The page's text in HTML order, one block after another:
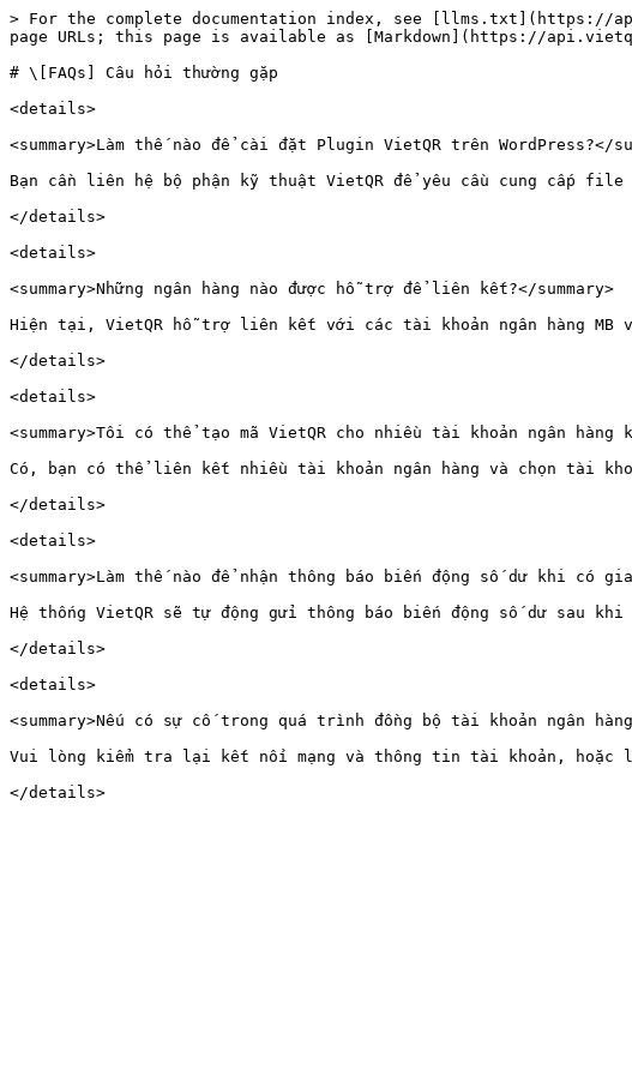
> For the complete documentation index, see [llms.txt](https://
page URLs; this page is available as [Markdown](https://
# \[FAQs] Câu hỏi thường gặp
<details>
<summary>Làm thế nào để cài đặt Plugin VietQR trên WordPress?</
Bạn cần liên hệ bộ phận kỹ thuật VietQR để yêu cầu cung cấp file
</details>
<details>
<summary>Những ngân hàng nào được hỗ trợ để liên kết?</summary>
Hiện tại, VietQR hỗ trợ liên kết với các tài khoản ngân hàng MB
</details>
<details>
<summary>Tôi có thể tạo mã VietQR cho nhiều tài khoản ngân hàng
Có, bạn có thể liên kết nhiều tài khoản ngân hàng và chọn tài
</details>
<details>
<summary>Làm thế nào để nhận thông báo biến động số dư khi có
Hệ thống VietQR sẽ tự động gửi thông báo biến động số dư sau
</details>
<details>
<summary>Nếu có sự cố trong quá trình đồng bộ tài khoản ngân
Vui lòng kiểm tra lại kết nối mạng và thông tin tài khoản, hoặc